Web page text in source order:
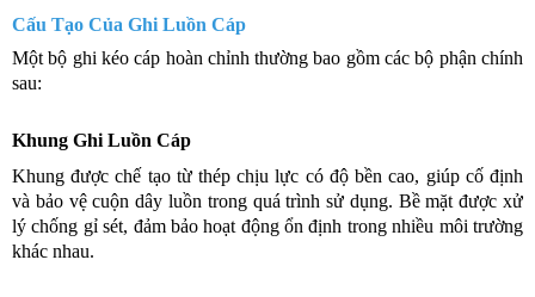
Cấu Tạo Của Ghi Luồn Cáp
Một bộ ghi kéo cáp hoàn chỉnh thường bao gồm các bộ phận chính
sau:
Khung Ghi Luồn Cáp
Khung được chế tạo từ thép chịu lực có độ bền cao, giúp cố định
và bảo vệ cuộn dây luồn trong quá trình sử dụng. Bề mặt được xử
lý chống gỉ sét, đảm bảo hoạt động ổn định trong nhiều môi trường
khác nhau.